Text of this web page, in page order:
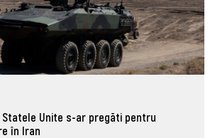
Statele Unite s-ar pregăti pentru
în Iran